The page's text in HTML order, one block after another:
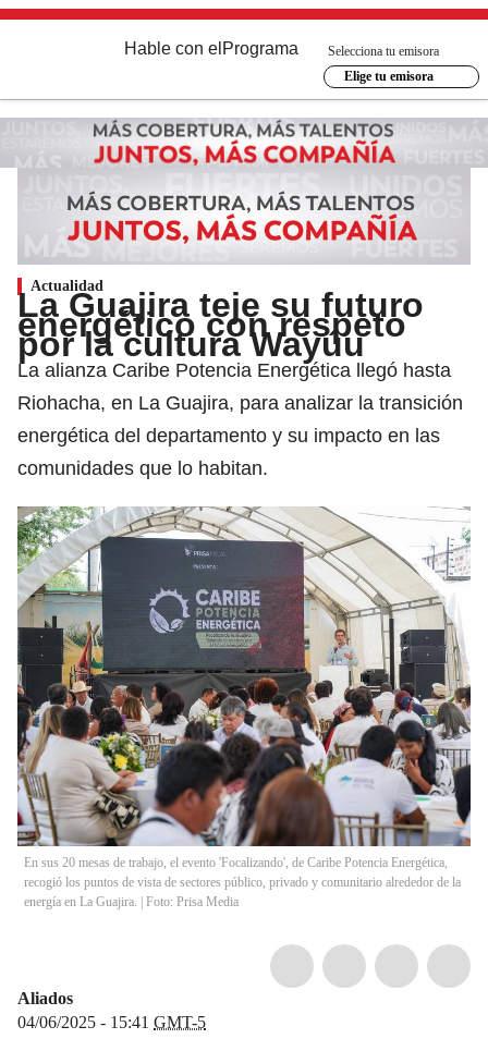
Hable con el Programa
Selecciona tu emisora
Elige tu emisora
Actualidad
La Guajira teje su futuro
energético con respeto
por la cultura Wayúu
La alianza Caribe Potencia Energética llegó hasta
Riohacha, en La Guajira, para analizar la transición
energética del departamento y su impacto en las
comunidades que lo habitan.
En sus 20 mesas de trabajo, el evento 'Focalizando', de Caribe Potencia Energética,
recogió los puntos de vista de sectores público, privado y comunitario alrededor de la
energía en La Guajira. | Foto: Prisa Media
Aliados
04/06/2025 - 15:41 GMT-5